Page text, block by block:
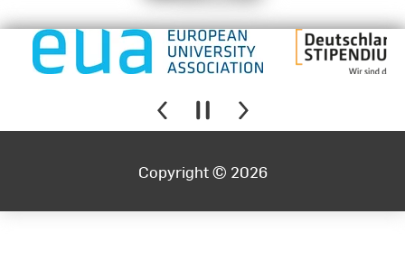
Copyright © 2026